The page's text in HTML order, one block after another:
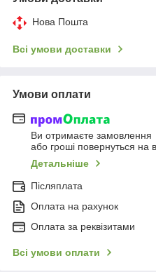
Нова Пошта
Всі умови доставки
Умови оплати
Ви отримаєте замовлення
або гроші повернуться на
Детальніше
Післяплата
Оплата на рахунок
Оплата за реквізитами
Всі умови оплати